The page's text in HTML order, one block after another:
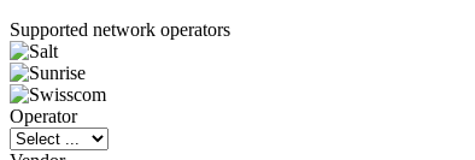
Supported network operators
Operator